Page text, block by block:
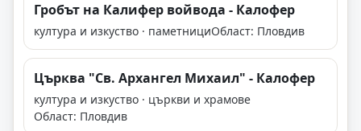
Гробът на Калифер войвода - Калофер
култура и изкуство · паметнициОбласт: Пловдив
Църква "Св. Архангел Михаил" - Калофер
култура и изкуство · църкви и храмове
Област: Пловдив